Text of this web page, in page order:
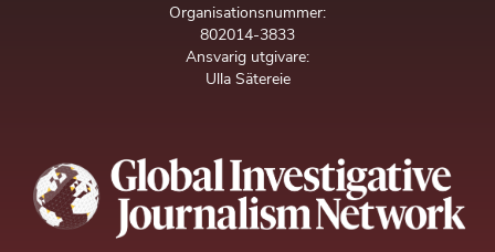
Organisationsnummer:
802014-3833
Ansvarig utgivare:
Ulla Sätereie